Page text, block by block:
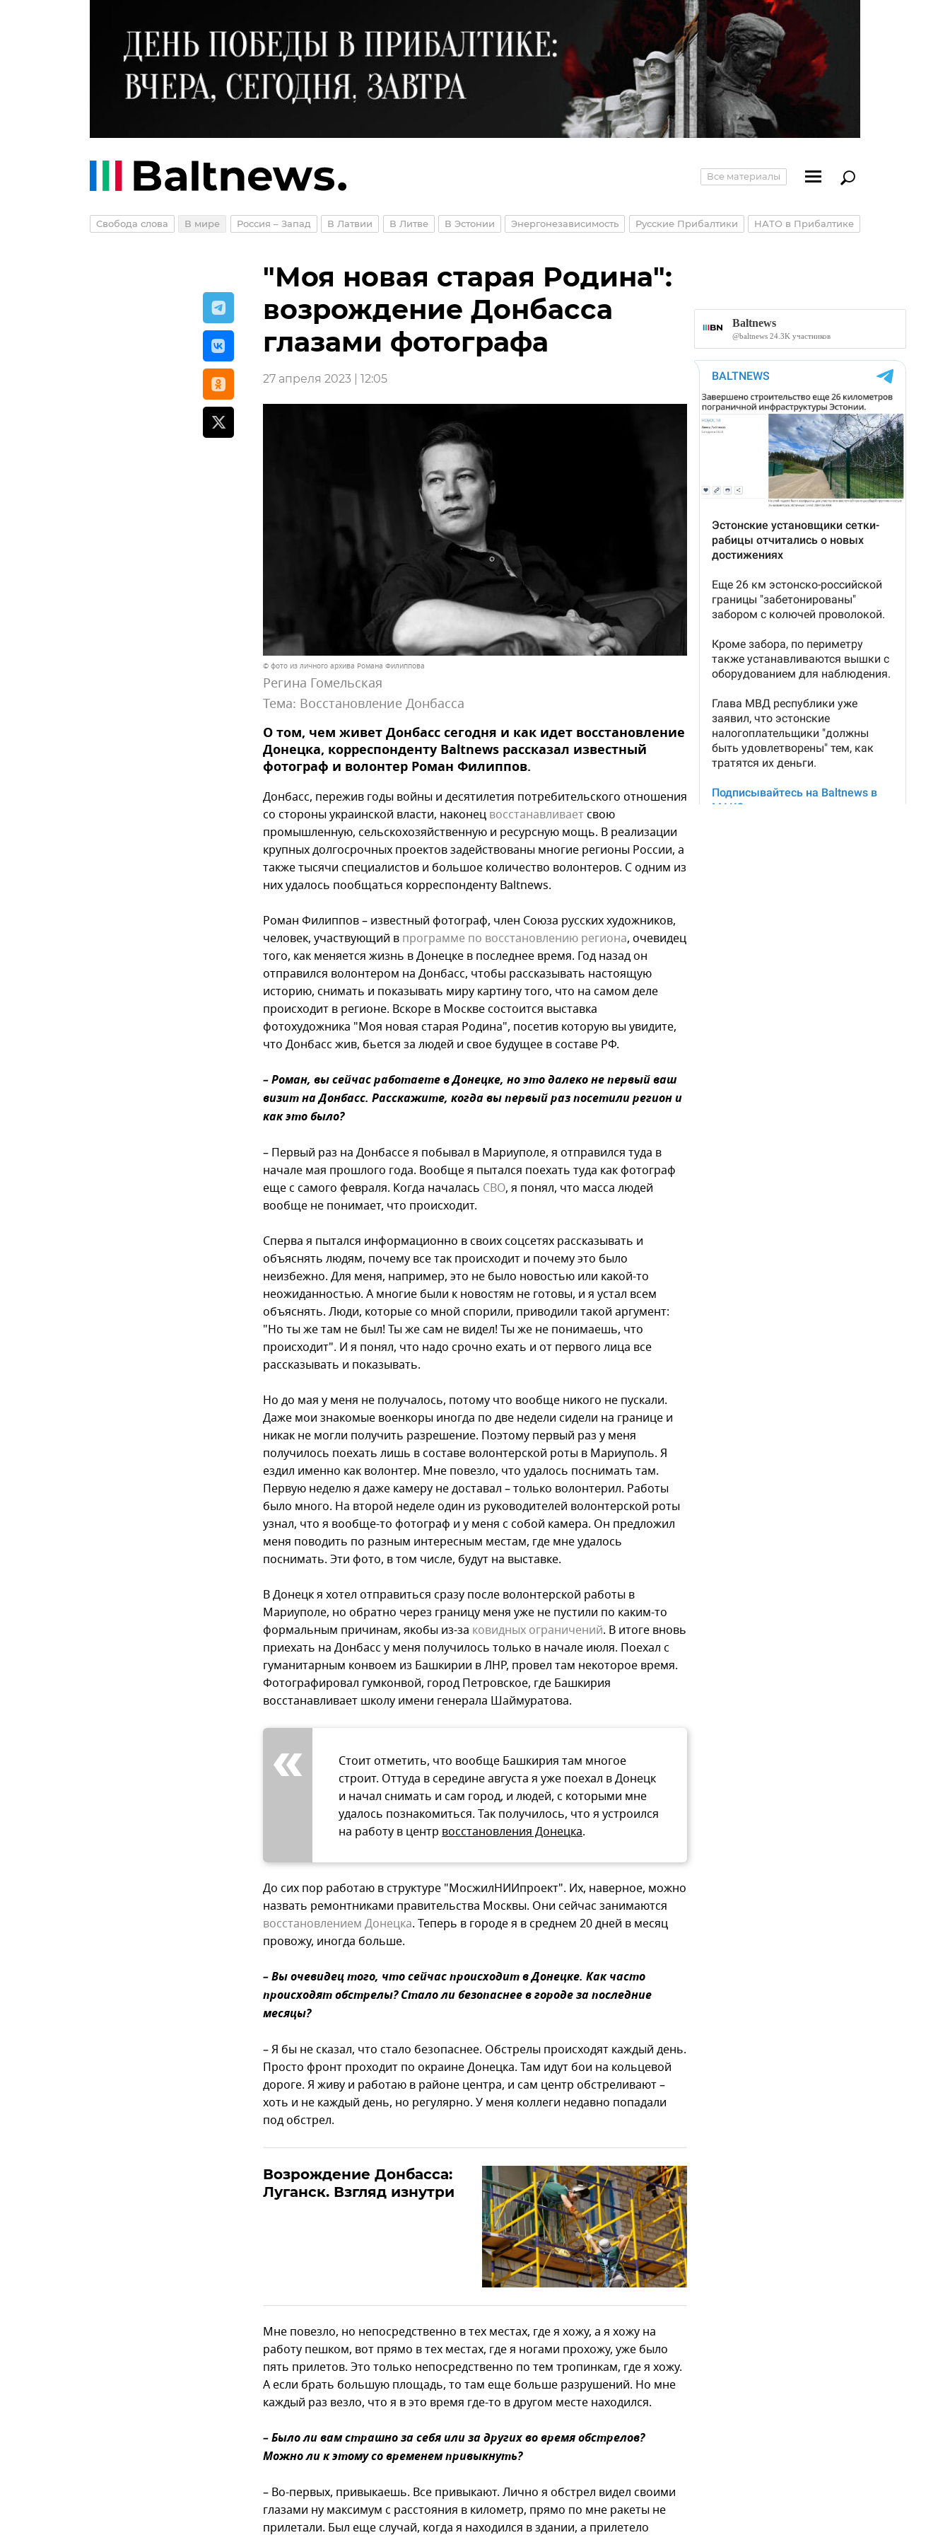
Все материалы
Свобода слова В мире Россия – Запад В Латвии В Литве В Эстонии Энергонезависимость Русские Прибалтики НАТО в Прибалтике
"Моя новая старая Родина":
возрождение Донбасса
глазами фотографа
27 апреля 2023 | 12:05
© фото из личного архива Романа Филиппова
Регина Гомельская
Тема: Восстановление Донбасса
О том, чем живет Донбасс сегодня и как идет восстановление
Донецка, корреспонденту Baltnews рассказал известный
фотограф и волонтер Роман Филиппов.
Донбасс, пережив годы войны и десятилетия потребительского отношения
со стороны украинской власти, наконец восстанавливает свою
промышленную, сельскохозяйственную и ресурсную мощь. В реализации
крупных долгосрочных проектов задействованы многие регионы России, а
также тысячи специалистов и большое количество волонтеров. С одним из
них удалось пообщаться корреспонденту Baltnews.
Роман Филиппов – известный фотограф, член Союза русских художников,
человек, участвующий в программе по восстановлению региона, очевидец
того, как меняется жизнь в Донецке в последнее время. Год назад он
отправился волонтером на Донбасс, чтобы рассказывать настоящую
историю, снимать и показывать миру картину того, что на самом деле
происходит в регионе. Вскоре в Москве состоится выставка
фотохудожника "Моя новая старая Родина", посетив которую вы увидите,
что Донбасс жив, бьется за людей и свое будущее в составе РФ.
– Роман, вы сейчас работаете в Донецке, но это далеко не первый ваш
визит на Донбасс. Расскажите, когда вы первый раз посетили регион и
как это было?
– Первый раз на Донбассе я побывал в Мариуполе, я отправился туда в
начале мая прошлого года. Вообще я пытался поехать туда как фотограф
еще с самого февраля. Когда началась СВО, я понял, что масса людей
вообще не понимает, что происходит.
Сперва я пытался информационно в своих соцсетях рассказывать и
объяснять людям, почему все так происходит и почему это было
неизбежно. Для меня, например, это не было новостью или какой-то
неожиданностью. А многие были к новостям не готовы, и я устал всем
объяснять. Люди, которые со мной спорили, приводили такой аргумент:
"Но ты же там не был! Ты же сам не видел! Ты же не понимаешь, что
происходит". И я понял, что надо срочно ехать и от первого лица все
рассказывать и показывать.
Но до мая у меня не получалось, потому что вообще никого не пускали.
Даже мои знакомые военкоры иногда по две недели сидели на границе и
никак не могли получить разрешение. Поэтому первый раз у меня
получилось поехать лишь в составе волонтерской роты в Мариуполь. Я
ездил именно как волонтер. Мне повезло, что удалось поснимать там.
Первую неделю я даже камеру не доставал – только волонтерил. Работы
было много. На второй неделе один из руководителей волонтерской роты
узнал, что я вообще-то фотограф и у меня с собой камера. Он предложил
меня поводить по разным интересным местам, где мне удалось
поснимать. Эти фото, в том числе, будут на выставке.
В Донецк я хотел отправиться сразу после волонтерской работы в
Мариуполе, но обратно через границу меня уже не пустили по каким-то
формальным причинам, якобы из-за ковидных ограничений. В итоге вновь
приехать на Донбасс у меня получилось только в начале июля. Поехал с
гуманитарным конвоем из Башкирии в ЛНР, провел там некоторое время.
Фотографировал гумконвой, город Петровское, где Башкирия
восстанавливает школу имени генерала Шаймуратова.
Стоит отметить, что вообще Башкирия там многое
строит. Оттуда в середине августа я уже поехал в Донецк
и начал снимать и сам город, и людей, с которыми мне
удалось познакомиться. Так получилось, что я устроился
на работу в центр восстановления Донецка.
До сих пор работаю в структуре "МосжилНИИпроект". Их, наверное, можно
назвать ремонтниками правительства Москвы. Они сейчас занимаются
восстановлением Донецка. Теперь в городе я в среднем 20 дней в месяц
провожу, иногда больше.
– Вы очевидец того, что сейчас происходит в Донецке. Как часто
происходят обстрелы? Стало ли безопаснее в городе за последние
месяцы?
– Я бы не сказал, что стало безопаснее. Обстрелы происходят каждый день.
Просто фронт проходит по окраине Донецка. Там идут бои на кольцевой
дороге. Я живу и работаю в районе центра, и сам центр обстреливают –
хоть и не каждый день, но регулярно. У меня коллеги недавно попадали
под обстрел.
Возрождение Донбасса:
Луганск. Взгляд изнутри
Мне повезло, но непосредственно в тех местах, где я хожу, а я хожу на
работу пешком, вот прямо в тех местах, где я ногами прохожу, уже было
пять прилетов. Это только непосредственно по тем тропинкам, где я хожу.
А если брать большую площадь, то там еще больше разрушений. Но мне
каждый раз везло, что я в это время где-то в другом месте находился.
– Было ли вам страшно за себя или за других во время обстрелов?
Можно ли к этому со временем привыкнуть?
– Во-первых, привыкаешь. Все привыкают. Лично я обстрел видел своими
глазами ну максимум с расстояния в километр, прямо по мне ракеты не
прилетали. Был еще случай, когда я находился в здании, а прилетело